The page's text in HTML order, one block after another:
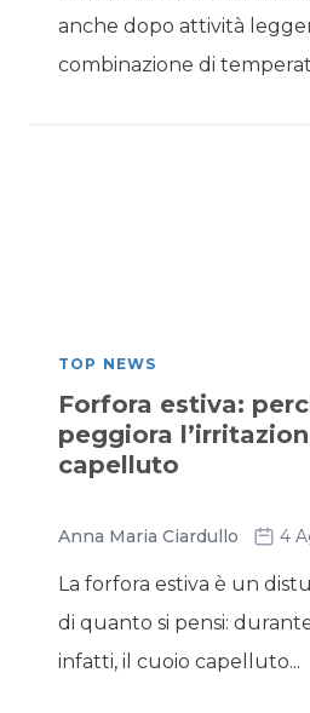
anche dopo attività
combinazione di
TOP NEWS
Forfora estiva:
peggiora
capelluto
Anna Maria Ciardullo 4
La forfora estiva è un
di quanto si pensi:
infatti, il cuoio capelluto...